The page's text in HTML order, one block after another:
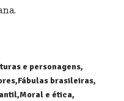
e personagens
Fábulas brasileiras
Moral e ética